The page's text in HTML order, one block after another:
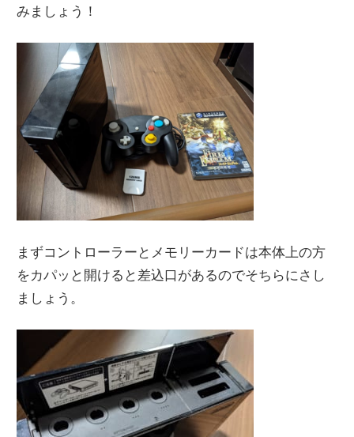
みましょう！
まずコントローラーとメモリーカードは本体上の方
をカパッと開けると差込口があるのでそちらにさし
ましょう。